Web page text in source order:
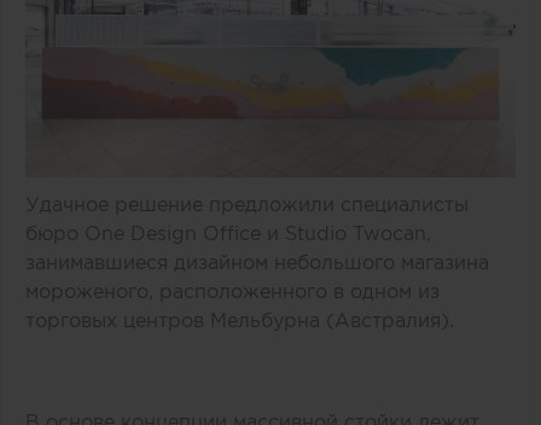
Удачное решение предложили специалисты
бюро One Design Office и Studio Twocan,
занимавшиеся дизайном небольшого магазина
мороженого, расположенного в одном из
торговых центров Мельбурна (Австралия).